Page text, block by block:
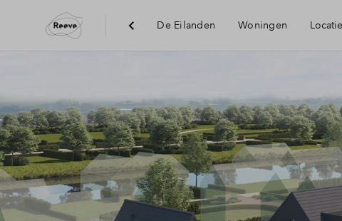
De Eilanden Woningen Locatie
Bereikbaarheid
Voorzieningen